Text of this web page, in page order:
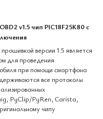
OBD2 v1.5 чип PIC18F25K80 с
версии 1.5 является
для проведения
при помощи смартфона
все протоколы
PyClip/PyRen, Carista,
чипу